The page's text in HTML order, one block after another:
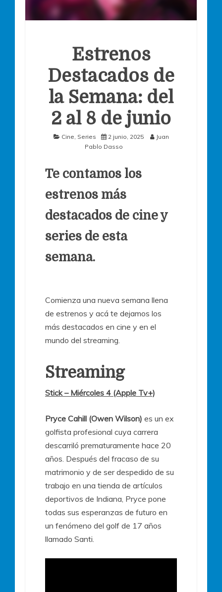
Estrenos
Destacados de
la Semana: del
2 al 8 de junio
Cine Series 2 junio, 2025
Juan
Pablo Dasso
Te contamos los
estrenos más
destacados de cine y
series de esta
semana.
Comienza una nueva semana llena
de estrenos y acá te dejamos los
más destacados en cine y en el
mundo del streaming.
Streaming
Stick – Miércoles 4 (Apple Tv+)
Pryce Cahill (Owen Wilson) es un ex
golfista profesional cuya carrera
descarriló prematuramente hace 20
años. Después del fracaso de su
matrimonio y de ser despedido de su
trabajo en una tienda de artículos
deportivos de Indiana, Pryce pone
todas sus esperanzas de futuro en
un fenómeno del golf de 17 años
llamado Santi.